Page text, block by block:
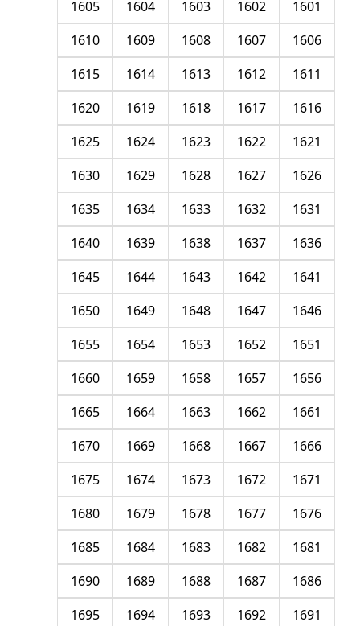
1601
1602
1603
1604
1605
1606
1607
1608
1609
1610
1611
1612
1613
1614
1615
1616
1617
1618
1619
1620
1621
1622
1623
1624
1625
1626
1627
1628
1629
1630
1631
1632
1633
1634
1635
1636
1637
1638
1639
1640
1641
1642
1643
1644
1645
1646
1647
1648
1649
1650
1651
1652
1653
1654
1655
1656
1657
1658
1659
1660
1661
1662
1663
1664
1665
1666
1667
1668
1669
1670
1671
1672
1673
1674
1675
1676
1677
1678
1679
1680
1681
1682
1683
1684
1685
1686
1687
1688
1689
1690
1691
1692
1693
1694
1695